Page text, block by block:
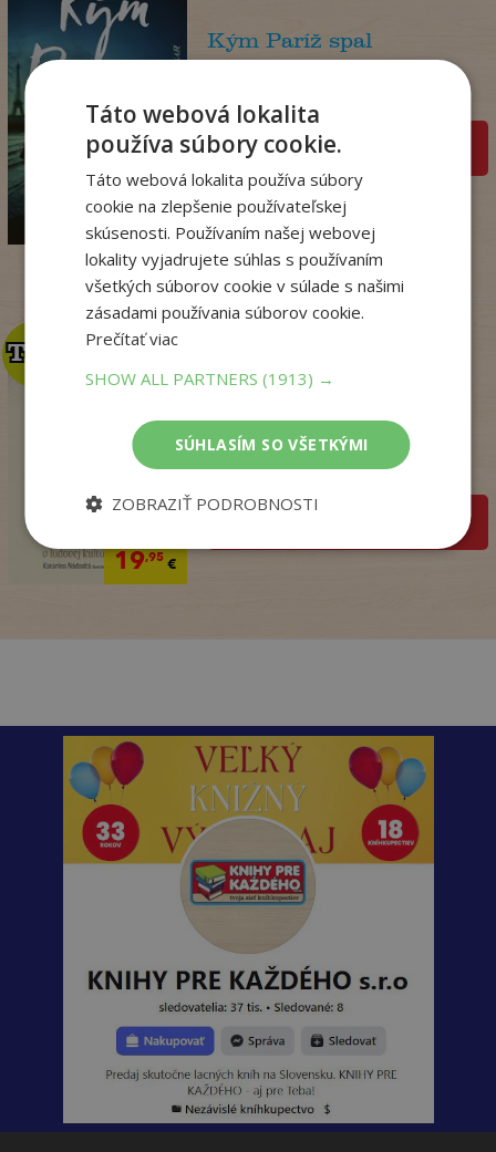
14,90€
3,95
Kým Paríž spal
Na sklade
pridať do košíka
19,95€
TOP
TOP
ľudovej kultúr...
Nádaská Katarína
Na sklade
Táto webová lokalita
používa súbory cookie.
Táto webová lokalita používa súbory
cookie na zlepšenie používateľskej
skúsenosti. Používaním našej webovej
lokality vyjadrujete súhlas s používaním
všetkých súborov cookie v súlade s našimi
zásadami používania súborov cookie.
Prečítať viac
SHOW ALL PARTNERS(1913) →
SÚHLASÍM SO VŠETKÝMI
ZOBRAZIŤ PODROBNOSTI